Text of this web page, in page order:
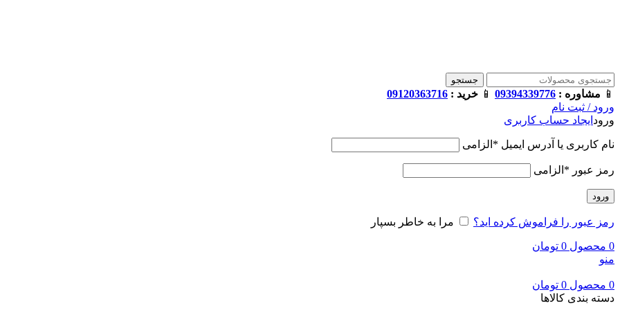
جستجو
📱 مشاوره : 09394339776
📱 خرید : 09120363716
ورود / ثبت نام
ورود ایجاد حساب کاربری
نام کاربری یا آدرس ایمیل * الزامی
رمز عبور * الزامی
ورود
رمز عبور را فراموش کرده اید؟ مرا به خاطر بسپار
0 محصول 0 تومان
منو
0 محصول 0 تومان
دسته بندی کالاها